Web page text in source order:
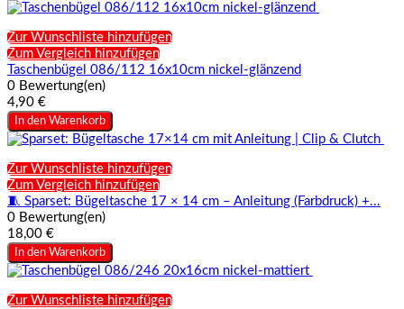
Zur Wunschliste hinzufügen
Zum Vergleich hinzufügen
Taschenbügel 086/112 16x10cm nickel-glänzend
0 Bewertung(en)
4,90 €
In den Warenkorb
Zur Wunschliste hinzufügen
Zum Vergleich hinzufügen
🧵 Sparset: Bügeltasche 17 × 14 cm – Anleitung (Farbdruck) +...
0 Bewertung(en)
18,00 €
In den Warenkorb
Zur Wunschliste hinzufügen